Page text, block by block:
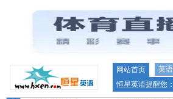
网站首页 英
恒星英语提醒您